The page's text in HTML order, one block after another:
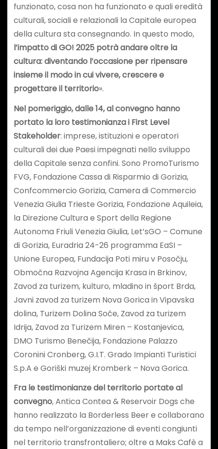
funzionato, cosa non ha funzionato e quali eredità
culturali, sociali e relazionali la Capitale europea
della cultura sta consegnando. In questo modo,
l’impatto di GO! 2025 potrà andare oltre la
cultura: diventando l’occasione per ripensare
insieme il modo in cui vivere, crescere e
progettare il territorio».
Nel pomeriggio, dalle 14, al convegno hanno
portato la loro testimonianza i First Level
Stakeholder: imprese, istituzioni e operatori
culturali dei due Paesi impegnati nello sviluppo
della Capitale senza confini. Sono PromoTurismo
FVG, Fondazione Cassa di Risparmio di Gorizia,
Confcommercio Gorizia, Camera di Commercio
Venezia Giulia Trieste Gorizia, Fondazione Aquileia,
la Direzione Cultura e Sport della Regione
Autonoma Friuli Venezia Giulia, Let’sGO – Comune
di Gorizia, Euradria 24-26 programma EaSI –
Unione Europea, Fundacija Poti miru v Posočju,
Območna Razvojna Agencija Krasa in Brkinov,
Zavod za turizem, kulturo, mladino in šport Brda,
Javni zavod za turizem Nova Gorica in Vipavska
dolina, Turizem Dolina Soče, Zavod za turizem
Idrija, Zavod za Turizem Miren – Kostanjevica,
DMO Turismo Benečija, Fondazione Palazzo
Coronini Cronberg, G.I.T. Grado Impianti Turistici
S.p.A e Goriški muzej Kromberk – Nova Gorica.
Fra le testimonianze del territorio portate al
convegno, Antica Contea & Reservoir Dogs che
hanno realizzato la Borderless Beer e collaborano
da tempo nell’organizzazione di eventi congiunti
nel territorio transfrontaliero; oltre a Maks Cafè a